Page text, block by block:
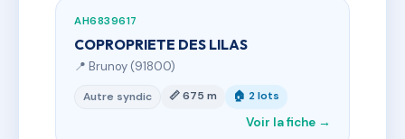
AH6839617
COPROPRIETE DES LILAS
📍 Brunoy (91800)
Autre syndic 📏 675 m 🏠 2 lots
Voir la fiche →